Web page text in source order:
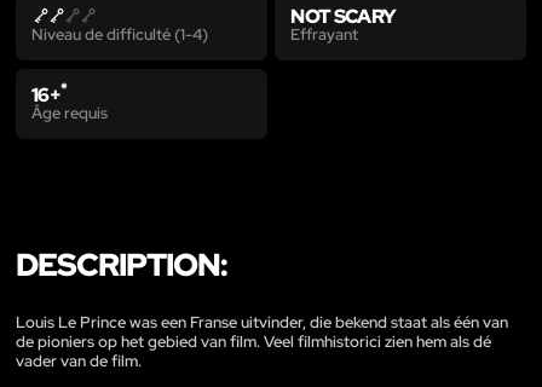
Niveau de difficulté (1-4)
NOT SCARY
Effrayant
16+*
Âge requis
DESCRIPTION:
Louis Le Prince was een Franse uitvinder, die bekend staat als één van
de pioniers op het gebied van film. Veel filmhistorici zien hem als dé
vader van de film.